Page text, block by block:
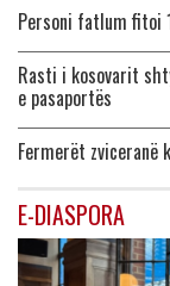
Personi fatlum fitoi
Rasti i kosovarit
e pasaportës
Fermerët
E-DIASPORA